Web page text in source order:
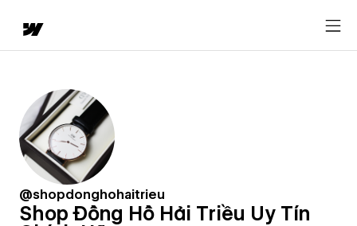
@shopdonghohaitrieu
Shop Đồng Hồ Hải Triều Uy Tín